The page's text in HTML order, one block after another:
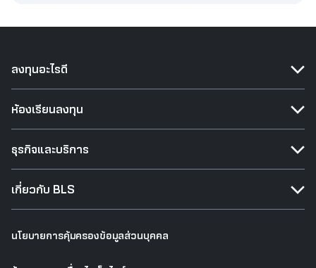
ลงทุนอะไรดี
ห้องเรียนลงทุน
ธุรกิจและบริการ
เกี่ยวกับ BLS
นโยบายการคุ้มครองข้อมูลส่วนบุคคล